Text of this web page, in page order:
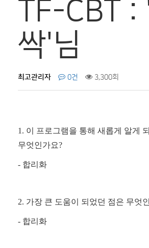
TF-CBT :
싹'님
최고관리자 0건 3,300회
1. 이 프로그램을 통해 새롭게 알게
무엇인가요?
- 합리화
2. 가장 큰 도움이 되었던 점은 무엇
- 합리화